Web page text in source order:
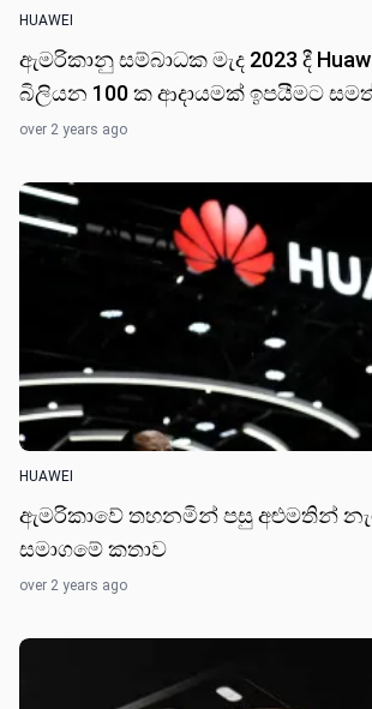
HUAWEI
ඇමරිකානු සම්බාධක මැද 2023 දී
බිලියන 100 ක ආදායමක් ඉපයීමට
over 2 years ago
HUAWEI
ඇමරිකාවේ තහනමින් පසු අළුමතින්
සමාගමේ කතා​ව
over 2 years ago